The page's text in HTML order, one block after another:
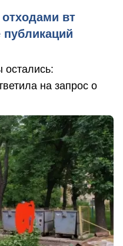
вт
на запрос о